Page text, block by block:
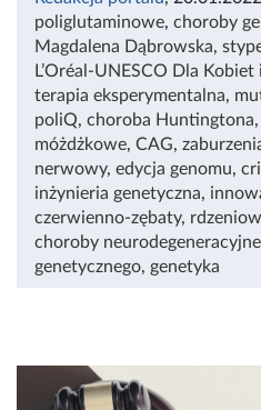
poliglutaminowe, choroby
Magdalena Dąbrowska,
L’Oréal-UNESCO Dla Kobiet
terapia eksperymentalna,
poliQ, choroba Huntingtona,
móżdżkowe, CAG,
nerwowy, edycja genomu,
inżynieria genetyczna,
czerwienno-zębaty,
choroby neurodegeneracyjne
genetycznego, genetyka